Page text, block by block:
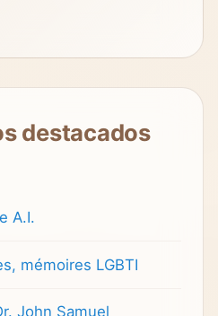
destacados
A.I.
mémoires LGBTI
John Samuel